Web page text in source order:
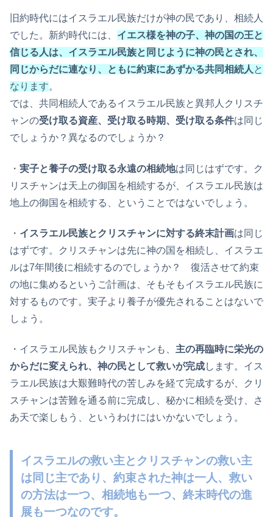
旧約時代にはイスラエル民族だけが神の民であり、相続人
でした。新約時代には、 イエス様を神の子、神の国の王と
信じる人は、イスラエル民族と同じように神の民とされ、
同じからだに連なり、ともに約束にあずかる共同相続人 と
なります。
では、共同相続人であるイスラエル民族と異邦人クリスチ
ャンの受け取る資産、受け取る時期、受け取る条件は同じ
でしょうか？異なるのでしょうか？
・ 実子と養子の受け取る永遠の相続地は同じはずです。ク
リスチャンは天上の御国を相続するが、イスラエル民族は
地上の御国を相続する、ということではないでしょう。
・ イスラエル民族とクリスチャンに対する終末計画は同じ
はずです。クリスチャンは先に神の国を相続し、イスラエ
ルは7年間後に相続するのでしょうか？ 復活させて約束
の地に集めるというご計画は、そもそもイスラエル民族に
対するものです。実子より養子が優先されることはないで
しょう。
・イスラエル民族もクリスチャンも、 主の再臨時に栄光の
からだに変えられ、神の民として救いが完成します。イス
ラエル民族は大艱難時代の苦しみを経て完成するが、クリ
スチャンは苦難を通る前に完成し、秘かに相続を受け、さ
あ天で楽しもう、というわけにはいかないでしょう。
イスラエルの救い主とクリスチャンの救い主
は同じ主であり、約束された神は一人 、救い
の方法は一つ、相続地も一つ、終末時代の進
展も一つなのです。